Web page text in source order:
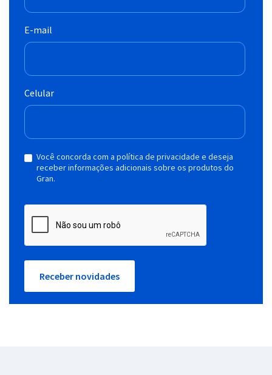
E-mail
Celular
Você concorda com a política de privacidade e deseja
receber informações adicionais sobre os produtos do
Gran.
Receber novidades